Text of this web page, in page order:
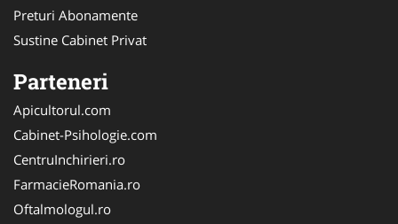
Preturi Abonamente
Sustine Cabinet Privat
Parteneri
Apicultorul.com
Cabinet-Psihologie.com
CentruInchirieri.ro
FarmacieRomania.ro
Oftalmologul.ro